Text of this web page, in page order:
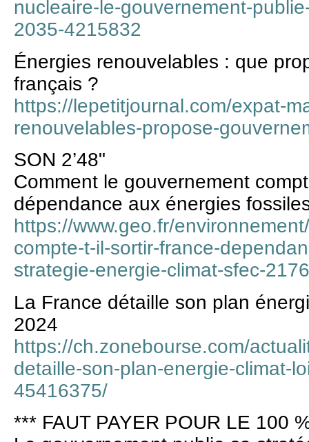
nucleaire-le-gouvernement-
2035-4215832
Énergies renouvelables : que
français ?
https://lepetitjournal.com/expat-
renouvelables-propose-
SON 2’48"
Comment le gouvernement
dépendance aux énergies
https://www.geo.fr/
compte-t-il-sortir-france-
strategie-energie-climat-sfec-
La France détaille son plan
2024
https://ch.zonebourse.com/
detaille-son-plan-energie-climat-
45416375/
*** FAUT PAYER POUR LE 100